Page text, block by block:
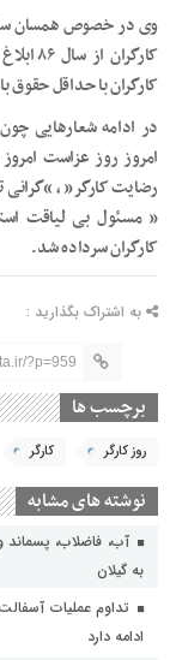
وی در خصوص همسان
کارگران با حداقل
در ادامه شعارهایی
امروز روز عزاست
رضایت کارگر” ، “گرانی
” مسئول بی لیاقت
کارگران سرداده شد.
به اشتراک بگذارید :
?p=959
برچسب ها
روز کارگر کارگر
نوشته های مشابه
آب، فاضلاب،
به گیلان
تداوم عملیات
ادامه دارد